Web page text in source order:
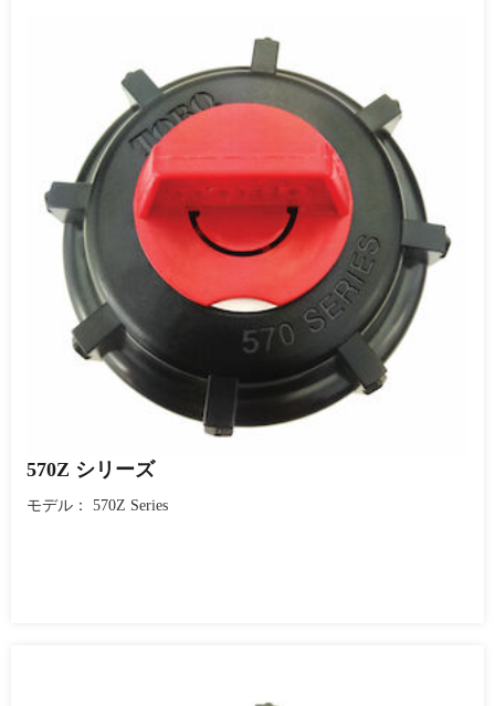
570Z シリーズ
モデル： 570Z Series